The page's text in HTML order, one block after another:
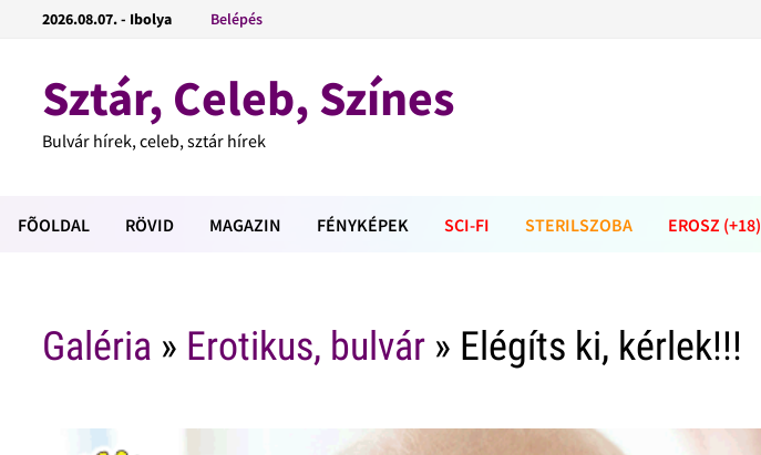
2026.08.07. - Ibolya Belépés
Sztár, Celeb, Színes
Bulvár hírek, celeb, sztár hírek
FÕOLDAL RÖVID MAGAZIN FÉNYKÉPEK SCI-FI STERILSZOBA EROSZ (+18)
Galéria » Erotikus, bulvár » Elégíts ki, kérlek!!!